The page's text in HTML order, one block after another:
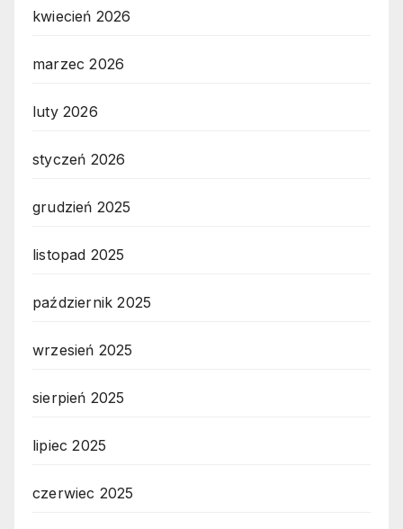
kwiecień 2026
marzec 2026
luty 2026
styczeń 2026
grudzień 2025
listopad 2025
październik 2025
wrzesień 2025
sierpień 2025
lipiec 2025
czerwiec 2025